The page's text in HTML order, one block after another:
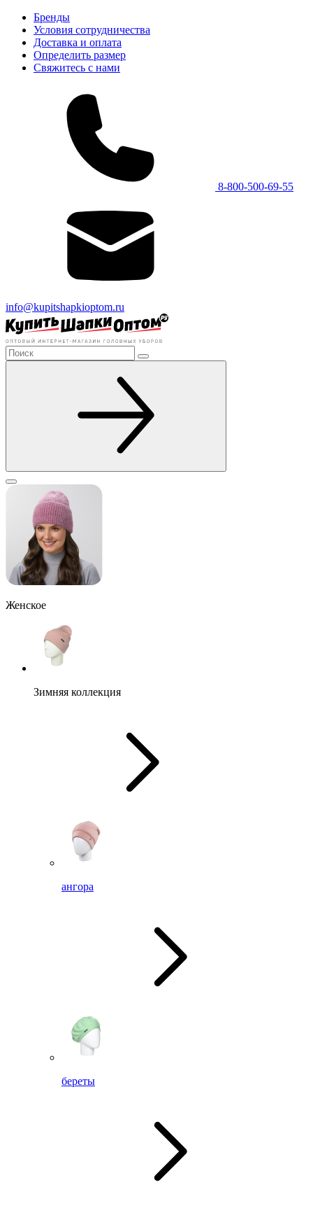
Бренды
Условия сотрудничества
Доставка и оплата
Определить размер
Свяжитесь с нами
8-800-500-69-55
info@kupitshapkioptom.ru
Женское
Зимняя коллекция
ангора
береты